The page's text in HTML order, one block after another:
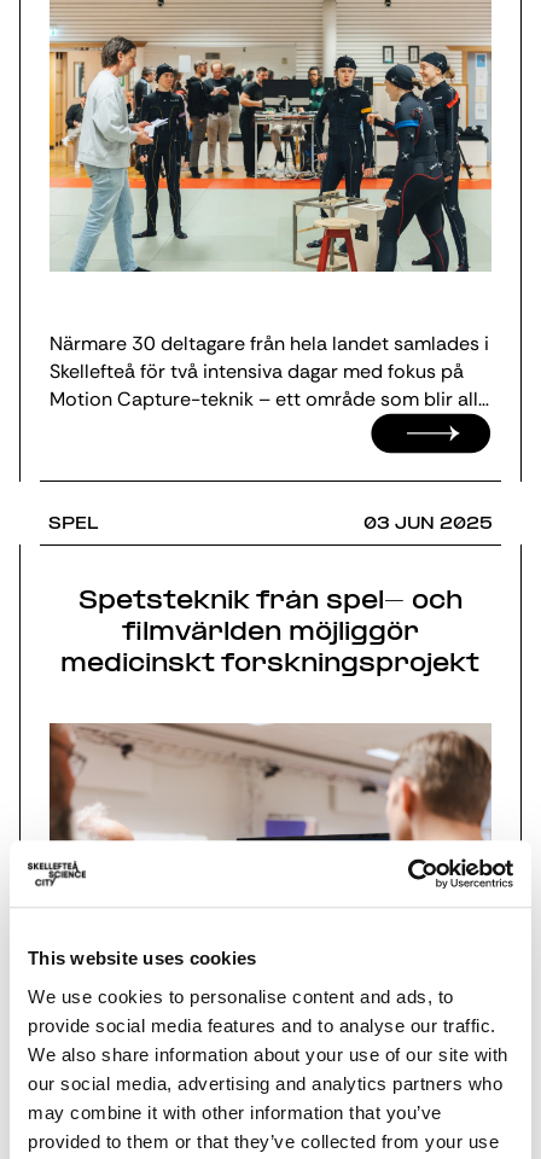
This website uses cookies
We use cookies to personalise content and ads, to
provide social media features and to analyse our traffic.
We also share information about your use of our site with
our social media, advertising and analytics partners who
may combine it with other information that you’ve
provided to them or that they’ve collected from your use
Närmare 30 deltagare från hela landet samlades i
Skellefteå för två intensiva dagar med fokus på
Motion Capture-teknik – ett område som blir allt
viktigare inom film, spel och scenkonst. Bland
deltagarna fanns dansare, skådespelare,
filmproducenter, regissörer, tekniker och
animatörer, som tillsammans fick fördjupa sig i
både produktion, skådespeleri och
SPEL 03 JUN 2025
Spetsteknik från spel- och
filmvärlden möjliggör
medicinskt forskningsprojekt
På Campus Skellefteå pågår ett unikt
forskningsprojekt om långvarig ryggsmärta.
Studien kräver avancerad rörelseanalys och